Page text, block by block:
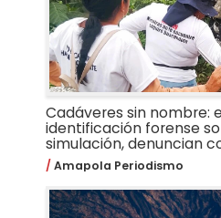
Cadáveres sin nombre:
identificación forense
simulación, denuncian
Amapola Periodismo